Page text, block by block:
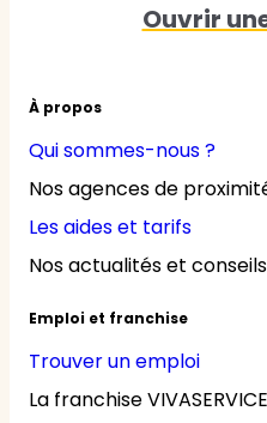
À propos
Qui sommes-nous ?
Nos agences de
Les aides et tarifs
Nos actualités et
Emploi et franchise
Trouver un emploi
La franchise
Ouvrir